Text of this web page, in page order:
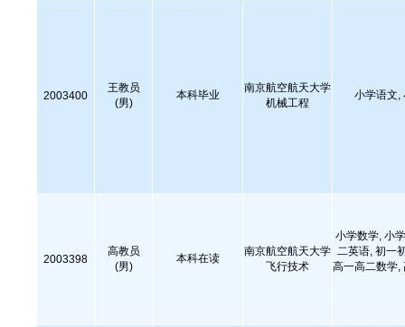
2003400
王教员
(男)
本科毕业
南京航空航天大学
机械工程
小学语文,
2003398
高教员
(男)
本科在读
南京航空航天大学
飞行技术
小学数学, 小
二英语, 初一
高一高二数学,